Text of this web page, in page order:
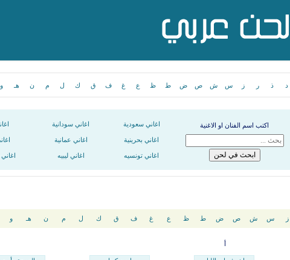
د ذ ر ز س ش ص ض ط ظ ع غ ف ق ك ل م ن هـ و
اكتب اسم الفنان او الاغنية اغاني سعودية اغاني سودانية
اغاني بحرينية اغاني عمانية
اغاني تونسيه اغاني ليبيه
ز س ش ص ض ط ظ ع غ ف ق ك ل م ن هـ و
أ